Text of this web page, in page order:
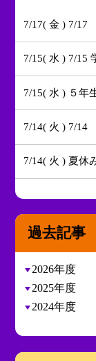
7/17( 金 ) 7/17
7/15( 水 ) 7/15
7/15( 水 ) ５年
7/14( 火 ) 7/14
7/14( 火 ) 夏休
過去記事
2026年度
2025年度
2024年度